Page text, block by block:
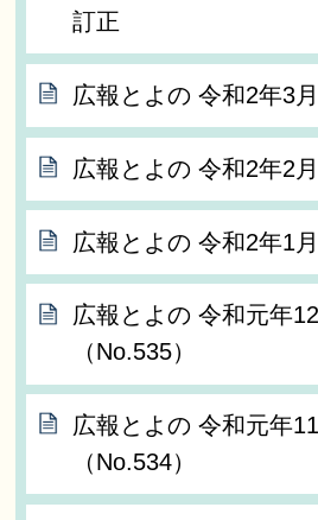
訂正
広報とよの 令和2年3
広報とよの 令和2年2
広報とよの 令和2年1
広報とよの 令和元年
（No.535）
広報とよの 令和元年
（No.534）